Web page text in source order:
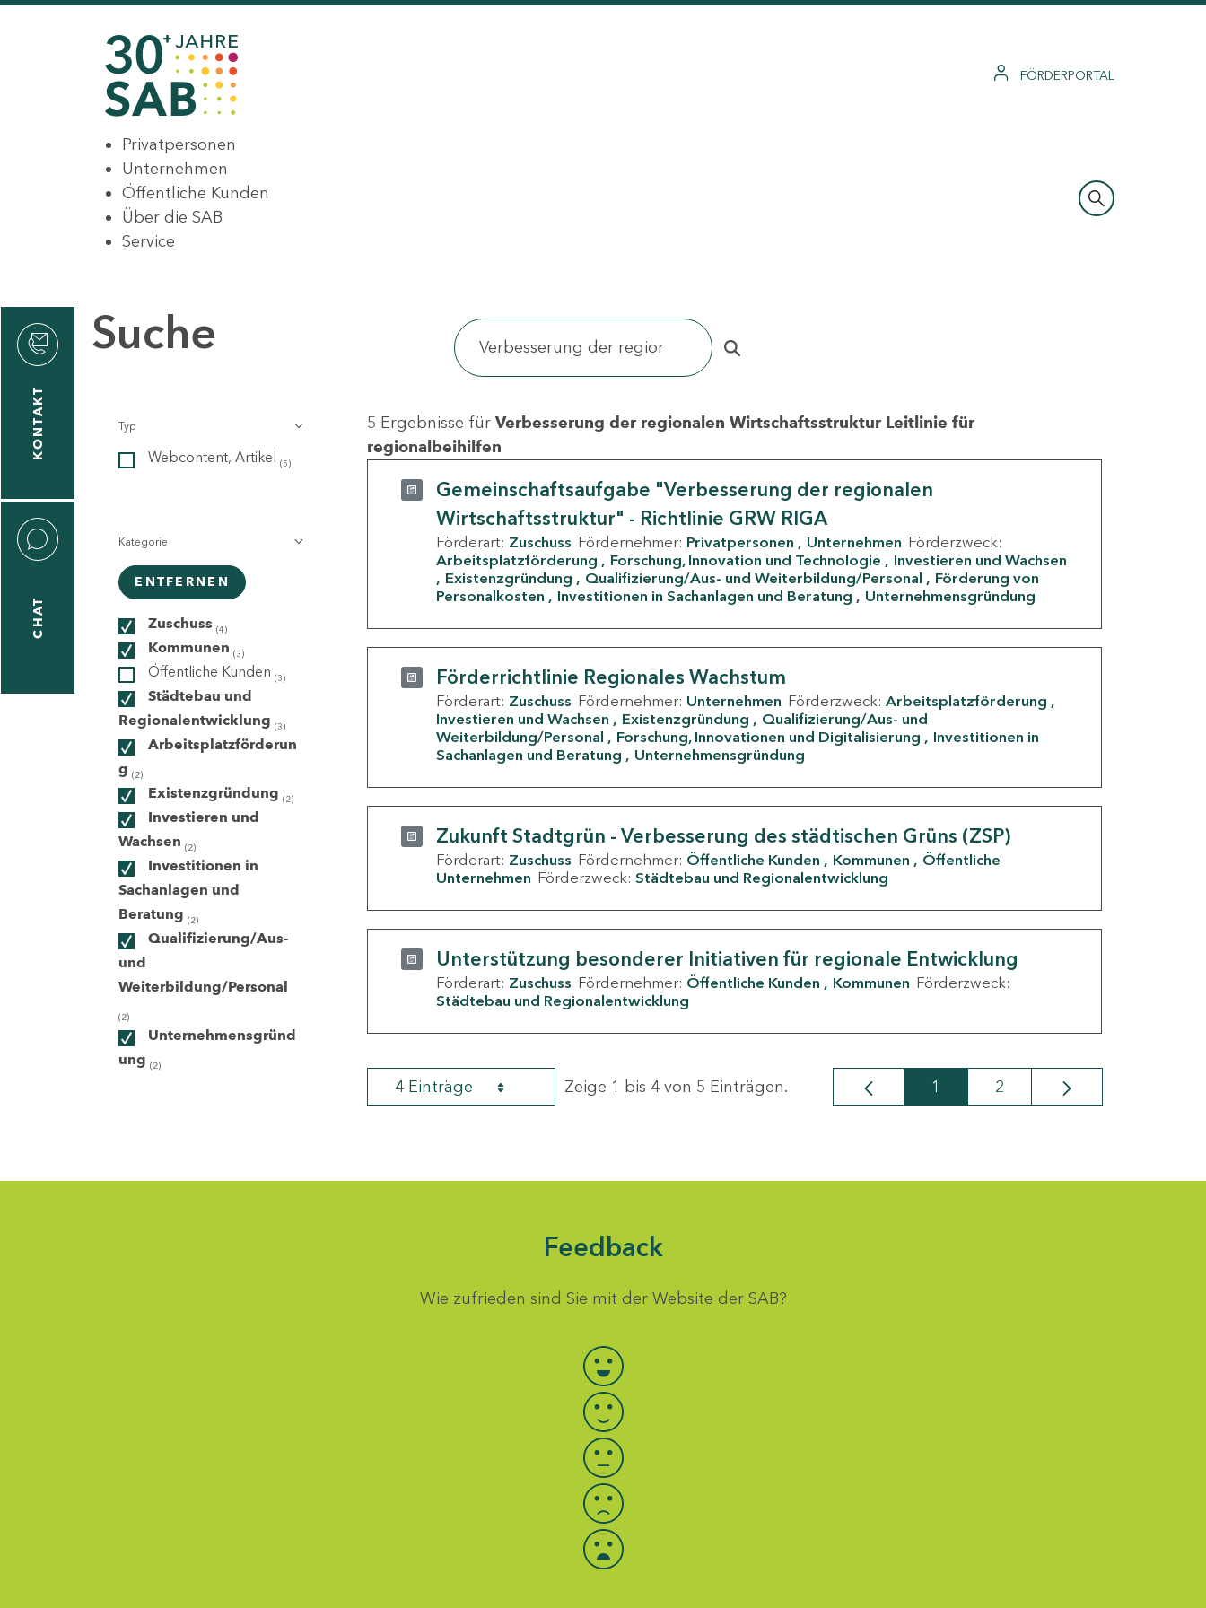
FÖRDERPORTAL
Privatpersonen
Unternehmen
Öffentliche Kunden
Über die SAB
Service
KONTAKT
CHAT
Suche
Typ
Webcontent, Artikel (5)
Kategorie
ENTFERNEN
Zuschuss (4)
Kommunen (3)
Öffentliche Kunden (3)
Städtebau und
Regionalentwicklung (3)
Arbeitsplatzförderun
g (2)
Existenzgründung (2)
Investieren und
Wachsen (2)
Investitionen in
Sachanlagen und
Beratung (2)
Qualifizierung/Aus-
und
Weiterbildung/Personal
(2)
Unternehmensgründ
ung (2)
5 Ergebnisse für Verbesserung der regionalen Wirtschaftsstruktur Leitlinie für
regionalbeihilfen
Gemeinschaftsaufgabe "Verbesserung der regionalen
Wirtschaftsstruktur" - Richtlinie GRW RIGA
Förderart: Zuschuss Fördernehmer: Privatpersonen Unternehmen Förderzweck:
Arbeitsplatzförderung
Forschung, Innovation und Technologie
Investieren und Wachsen
Existenzgründung
Qualifizierung/Aus- und Weiterbildung/Personal
Förderung von
Personalkosten
Investitionen in Sachanlagen und Beratung Unternehmensgründung
Förderrichtlinie Regionales Wachstum
Förderart: Zuschuss Fördernehmer: Unternehmen Förderzweck: Arbeitsplatzförderung
Investieren und Wachsen
Existenzgründung
Qualifizierung/Aus- und
Weiterbildung/Personal
Forschung, Innovationen und Digitalisierung
Investitionen in
Sachanlagen und Beratung
Unternehmensgründung
Zukunft Stadtgrün - Verbesserung des städtischen Grüns (ZSP)
Förderart: Zuschuss Fördernehmer: Öffentliche Kunden Kommunen
Öffentliche
Unternehmen Förderzweck: Städtebau und Regionalentwicklung
Unterstützung besonderer Initiativen für regionale Entwicklung
Förderart: Zuschuss Fördernehmer: Öffentliche Kunden Kommunen Förderzweck:
Städtebau und Regionalentwicklung
4 Einträge Zeige 1 bis 4 von 5 Einträgen. Seite
1 Seite
2
Feedback
Wie zufrieden sind Sie mit der Website der SAB?
Bewertung auswählen